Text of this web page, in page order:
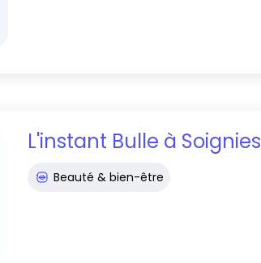
L'instant Bulle à Soignies
Beauté & bien-être